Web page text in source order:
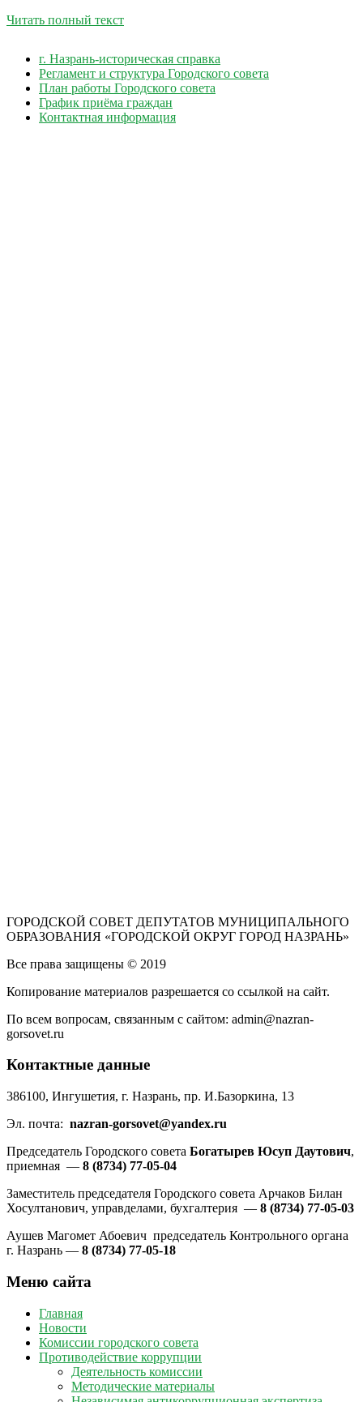
Читать полный текст
г. Назрань-историческая справка
Регламент и структура Городского совета
План работы Городского совета
График приёма граждан
Контактная информация
ГОРОДСКОЙ СОВЕТ ДЕПУТАТОВ МУНИЦИПАЛЬНОГО
ОБРАЗОВАНИЯ «ГОРОДСКОЙ ОКРУГ ГОРОД НАЗРАНЬ»
Все права защищены © 2019
Копирование материалов разрешается со ссылкой на сайт.
По всем вопросам, связанным с сайтом: admin@nazran-
gorsovet.ru
Контактные данные
386100, Ингушетия, г. Назрань, пр. И.Базоркина, 13
Эл. почта: nazran-gorsovet@yandex.ru
Председатель Городского совета Богатырев Юсуп Даутович,
приемная — 8 (8734) 77-05-04
Заместитель председателя Городского совета Арчаков Билан
Хосултанович, управделами, бухгалтерия — 8 (8734) 77-05-03
Аушев Магомет Абоевич председатель Контрольного органа
г. Назрань — 8 (8734) 77-05-18
Меню сайта
Главная
Новости
Комиссии городского совета
Противодействие коррупции
Деятельность комиссии
Методические материалы